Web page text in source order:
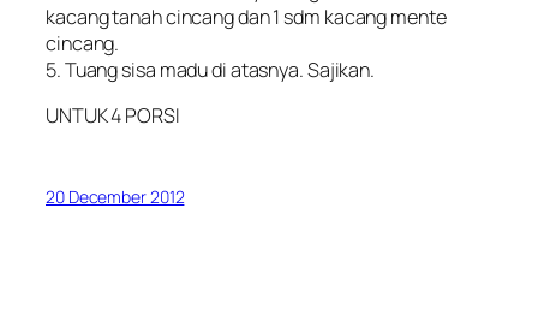
kacang tanah cincang dan 1 sdm kacang mente
cincang.
5. Tuang sisa madu di atasnya. Sajikan.
UNTUK 4 PORSI
20 December 2012